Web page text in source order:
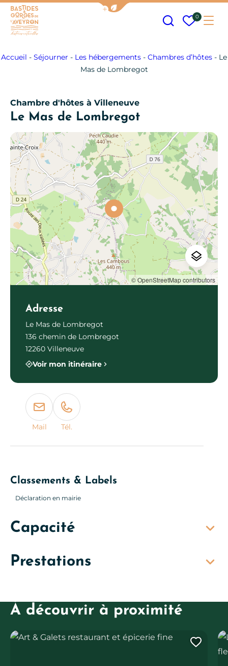
Afficher la barre de navigation
Mes
0
Accueil - Séjourner - Les hébergements - Chambres d’hôtes - Le
Mas de Lombregot
Chambre d'hôtes à Villeneuve
Le Mas de Lombregot
Classements & Labels
Déclaration en mairie
Capacité
Prestations
© OpenStreetMap contributors
Adresse
Le Mas de Lombregot
136 chemin de Lombregot
12260 Villeneuve
Voir mon itinéraire
Mail Tél.
À découvrir à proximité
Art & Galets restaurant et épicerie fine